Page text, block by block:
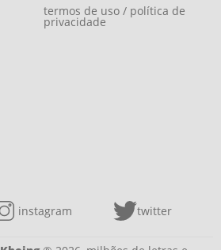
termos de uso / política de
privacidade
instagram twitter